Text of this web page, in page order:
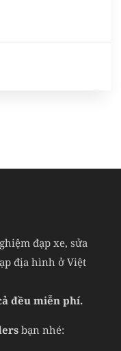
đạp xe, sửa
địa hình ở Việt
đều miễn phí.
bạn nhé: